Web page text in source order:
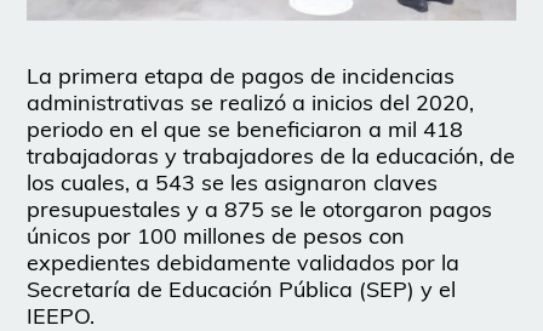
La primera etapa de pagos de incidencias
administrativas se realizó a inicios del 2020,
periodo en el que se beneficiaron a mil 418
trabajadoras y trabajadores de la educación, de
los cuales, a 543 se les asignaron claves
presupuestales y a 875 se le otorgaron pagos
únicos por 100 millones de pesos con
expedientes debidamente validados por la
Secretaría de Educación Pública (SEP) y el
IEEPO.